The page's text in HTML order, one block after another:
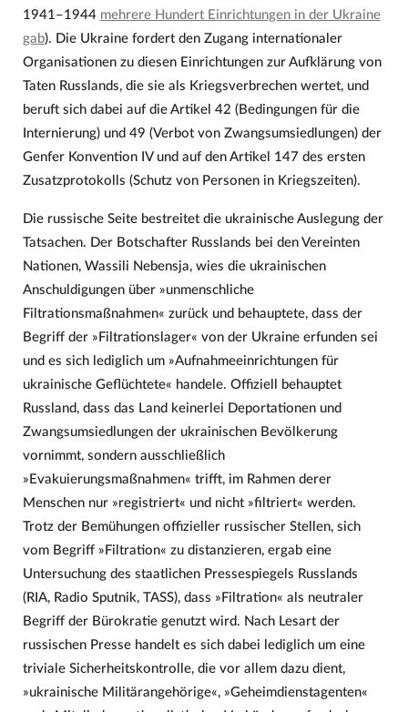
1941–1944 mehrere Hundert Einrichtungen in der Ukraine
gab). Die Ukraine fordert den Zugang internationaler
Organisationen zu diesen Einrichtungen zur Aufklärung von
Taten Russlands, die sie als Kriegsverbrechen wertet, und
beruft sich dabei auf die Artikel 42 (Bedingungen für die
Internierung) und 49 (Verbot von Zwangsumsiedlungen) der
Genfer Konvention IV und auf den Artikel 147 des ersten
Zusatzprotokolls (Schutz von Personen in Kriegszeiten).
Die russische Seite bestreitet die ukrainische Auslegung der
Tatsachen. Der Botschafter Russlands bei den Vereinten
Nationen, Wassili Nebensja, wies die ukrainischen
Anschuldigungen über »unmenschliche
Filtrationsmaßnahmen« zurück und behauptete, dass der
Begriff der »Filtrationslager« von der Ukraine erfunden sei
und es sich lediglich um »Aufnahmeeinrichtungen für
ukrainische Geflüchtete« handele. Offiziell behauptet
Russland, dass das Land keinerlei Deportationen und
Zwangsumsiedlungen der ukrainischen Bevölkerung
vornimmt, sondern ausschließlich
»Evakuierungsmaßnahmen« trifft, im Rahmen derer
Menschen nur »registriert« und nicht »filtriert« werden.
Trotz der Bemühungen offizieller russischer Stellen, sich
vom Begriff »Filtration« zu distanzieren, ergab eine
Untersuchung des staatlichen Pressespiegels Russlands
(RIA, Radio Sputnik, TASS), dass »Filtration« als neutraler
Begriff der Bürokratie genutzt wird. Nach Lesart der
russischen Presse handelt es sich dabei lediglich um eine
triviale Sicherheitskontrolle, die vor allem dazu dient,
»ukrainische Militärangehörige«, »Geheimdienstagenten«